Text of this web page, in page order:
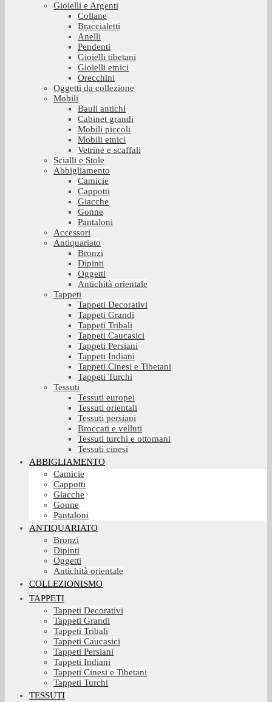
Gioielli e Argenti
Collane
Braccialetti
Anelli
Pendenti
Gioielli tibetani
Gioielli etnici
Orecchini
Oggetti da collezione
Mobili
Bauli antichi
Cabinet grandi
Mobili piccoli
Mobili etnici
Vetrine e scaffali
Scialli e Stole
Abbigliamento
Camicie
Cappotti
Giacche
Gonne
Pantaloni
Accessori
Antiquariato
Bronzi
Dipinti
Oggetti
Antichità orientale
Tappeti
Tappeti Decorativi
Tappeti Grandi
Tappeti Tribali
Tappeti Caucasici
Tappeti Persiani
Tappeti Indiani
Tappeti Cinesi e Tibetani
Tappeti Turchi
Tessuti
Tessuti europei
Tessuti orientali
Tessuti persiani
Broccati e velluti
Tessuti turchi e ottomani
Tessuti cinesi
ABBIGLIAMENTO
Camicie
Cappotti
Giacche
Gonne
Pantaloni
ANTIQUARIATO
Bronzi
Dipinti
Oggetti
Antichità orientale
COLLEZIONISMO
TAPPETI
Tappeti Decorativi
Tappeti Grandi
Tappeti Tribali
Tappeti Caucasici
Tappeti Persiani
Tappeti Indiani
Tappeti Cinesi e Tibetani
Tappeti Turchi
TESSUTI